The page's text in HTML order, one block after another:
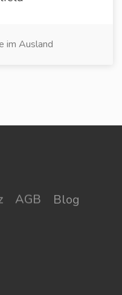
im Ausland
AGB
Blog